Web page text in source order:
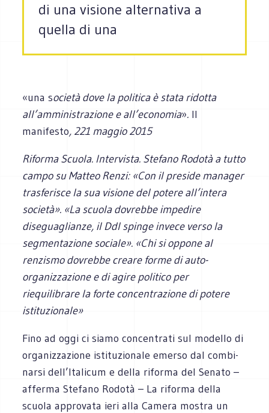
di una visione alternativa a
quella di una
«una società dove la politica è stata ridotta
all’amministrazione e all’economia». Il
manifesto, 221 maggio 2015
Riforma Scuola. Intervista. Stefano Rodotà a tutto
campo su Matteo Renzi: «Con il preside manager
trasferisce la sua visione del potere all’intera
società». «La scuola dovrebbe impedire
diseguaglianze, il Ddl spinge invece verso la
segmentazione sociale». «Chi si oppone al
renzismo dovrebbe creare forme di auto-
organizzazione e di agire politico per
riequilibrare la forte concentrazione di potere
istituzionale»
Fino ad oggi ci siamo con­cen­trati sul modello di
orga­niz­za­zione isti­tu­zio­nale emerso dal com­bi­
narsi dell’Italicum e della riforma del Senato –
afferma Ste­fano Rodotà – La riforma della
scuola appro­vata ieri alla Camera mostra un